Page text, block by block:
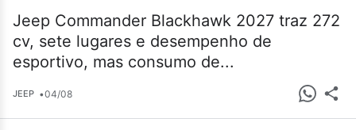
Jeep Commander Blackhawk 2027 traz 272
cv, sete lugares e desempenho de
esportivo, mas consumo de...
JEEP •04/08